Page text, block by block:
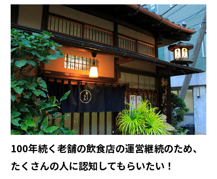
100年続く老舗の飲食店の運営継続のため、
たくさんの人に認知してもらいたい！